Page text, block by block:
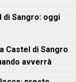
di Sangro: oggi
Castel di Sangro
avverrà